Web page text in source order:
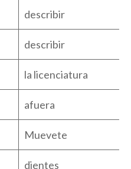
describir
describir
la licenciatura
afuera
Muevete
dientes